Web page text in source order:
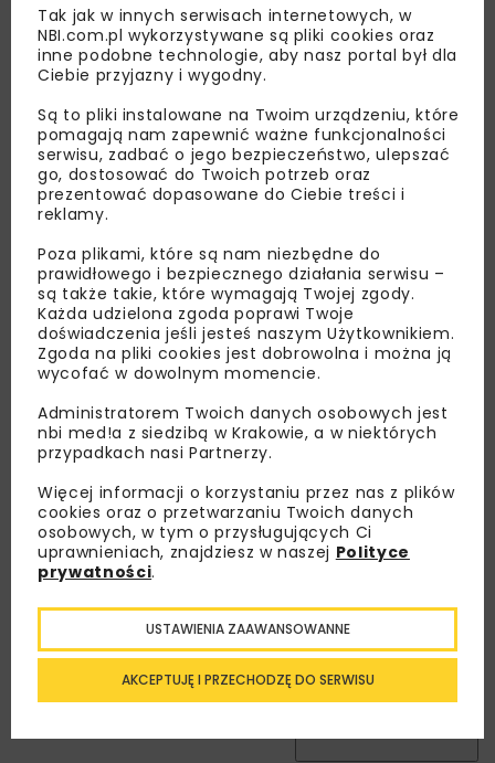
Lubisz wiedzieć więcej?
Zapisz się do newslettera aby otrzymywać od
nas najlepsze informacje branżowe,
zaproszenia na wydarzenia, atrakcyjne oferty i
dedykowane akcje specjalne.
Zapoznałam/em się zPolityką Prywatności
oraz wyrażam zgodę na otrzymywanie na
podany przeze mnie adres e-mail korespondencji
handlowej w postaci newslettera.
ZAPISZ MNIE
Tak jak w innych serwisach internetowych, w
NBI.com.pl wykorzystywane są pliki cookies oraz
inne podobne technologie, aby nasz portal był dla
Ciebie przyjazny i wygodny.
Są to pliki instalowane na Twoim urządzeniu, które
pomagają nam zapewnić ważne funkcjonalności
serwisu, zadbać o jego bezpieczeństwo, ulepszać
go, dostosować do Twoich potrzeb oraz
prezentować dopasowane do Ciebie treści i
reklamy.
Poza plikami, które są nam niezbędne do
prawidłowego i bezpiecznego działania serwisu –
są także takie, które wymagają Twojej zgody.
Każda udzielona zgoda poprawi Twoje
doświadczenia jeśli jesteś naszym Użytkownikiem.
Zgoda na pliki cookies jest dobrowolna i można ją
wycofać w dowolnym momencie.
Administratorem Twoich danych osobowych jest
nbi med!a z siedzibą w Krakowie, a w niektórych
przypadkach nasi Partnerzy.
Więcej informacji o korzystaniu przez nas z plików
cookies oraz o przetwarzaniu Twoich danych
osobowych, w tym o przysługujących Ci
uprawnieniach, znajdziesz w naszej Polityce
prywatności.
AKCEPTUJĘ I PRZECHODZĘ DO SERWISU
USTAWIENIA ZAAWANSOWANNE